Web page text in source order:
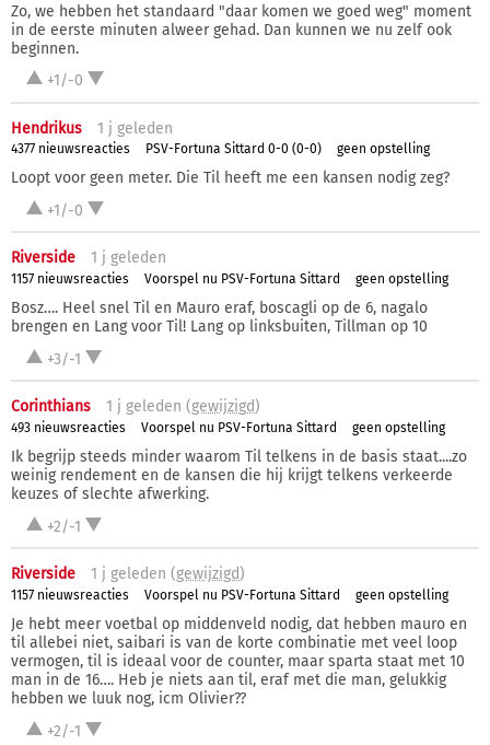
Zo, we hebben het standaard "daar komen we goed weg" moment
in de eerste minuten alweer gehad. Dan kunnen we nu zelf ook
beginnen.
+1/-0
Hendrikus 1 j geleden
4377 nieuwsreacties PSV-Fortuna Sittard 0-0 (0-0) geen opstelling
Loopt voor geen meter. Die Til heeft me een kansen nodig zeg?
+1/-0
Riverside 1 j geleden
1157 nieuwsreacties Voorspel nu PSV-Fortuna Sittard geen opstelling
Bosz…. Heel snel Til en Mauro eraf, boscagli op de 6, nagalo
brengen en Lang voor Til! Lang op linksbuiten, Tillman op 10
+3/-1
Corinthians 1 j geleden (gewijzigd)
493 nieuwsreacties Voorspel nu PSV-Fortuna Sittard geen opstelling
Ik begrijp steeds minder waarom Til telkens in de basis staat....zo
weinig rendement en de kansen die hij krijgt telkens verkeerde
keuzes of slechte afwerking.
+2/-1
Riverside 1 j geleden (gewijzigd)
1157 nieuwsreacties Voorspel nu PSV-Fortuna Sittard geen opstelling
Je hebt meer voetbal op middenveld nodig, dat hebben mauro en
til allebei niet, saibari is van de korte combinatie met veel loop
vermogen, til is ideaal voor de counter, maar sparta staat met 10
man in de 16…. Heb je niets aan til, eraf met die man, gelukkig
hebben we luuk nog, icm Olivier??
+2/-1